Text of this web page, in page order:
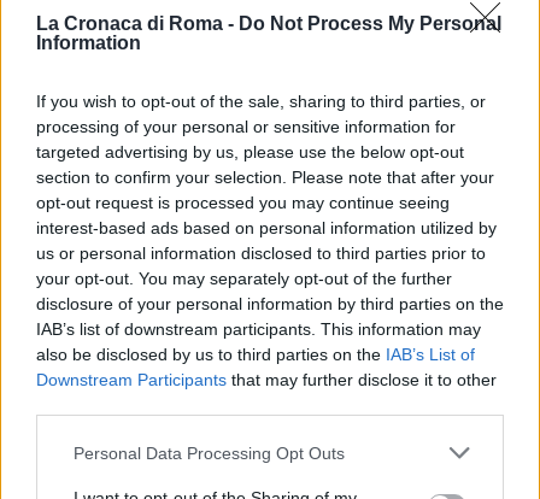
La Cronaca di Roma - Do Not Process My Personal
Information
If you wish to opt-out of the sale, sharing to third parties, or
processing of your personal or sensitive information for
targeted advertising by us, please use the below opt-out
section to confirm your selection. Please note that after your
opt-out request is processed you may continue seeing
interest-based ads based on personal information utilized by
us or personal information disclosed to third parties prior to
your opt-out. You may separately opt-out of the further
disclosure of your personal information by third parties on the
IAB’s list of downstream participants. This information may
also be disclosed by us to third parties on the IAB’s List of
Downstream Participants that may further disclose it to other
Please note that this website/app uses one or more Google
Personal Data Processing Opt Outs
Leone scappato dal circo, paura a
Ladispoli. L’appello del sindaco ai
cittadini
3 anni fa
Leone Ladispoli, si fa largo
l’ipotesi del sabotaggio. Le
indagini
3 anni fa
Costi ?
I biglietti sono in vendita al momento sulla